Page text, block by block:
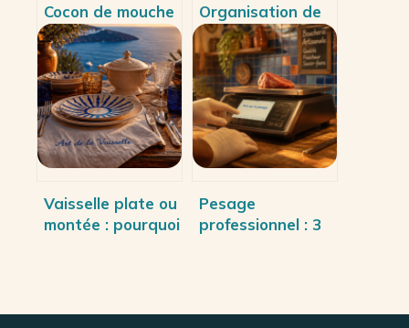
Cocon de mouche
dans la maison :
comment
l’identifier et s’en
débarrasser
Organisation de
classeur : 5
méthodes pour
structurer vos
documents et
gagner en
efficacité
Vaisselle plate ou
montée : pourquoi
Pesage
professionnel : 3